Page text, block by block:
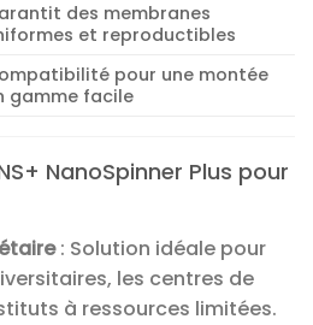
des membranes
et reproductibles
pour une montée
gamme facile
NanoSpinner Plus pour
: Solution idéale pour
les centres de
à ressources limitées.